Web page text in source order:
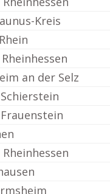
Kreis
an der Selz